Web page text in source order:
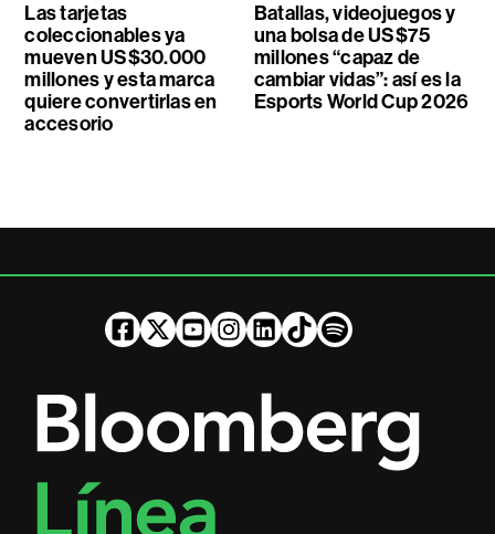
Las tarjetas
coleccionables ya
mueven US$30.000
millones y esta marca
quiere convertirlas en
accesorio
Batallas, videojuegos y
una bolsa de US$75
millones “capaz de
cambiar vidas”: así es la
Esports World Cup 2026